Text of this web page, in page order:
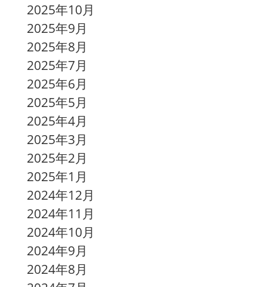
2025年10月
2025年9月
2025年8月
2025年7月
2025年6月
2025年5月
2025年4月
2025年3月
2025年2月
2025年1月
2024年12月
2024年11月
2024年10月
2024年9月
2024年8月